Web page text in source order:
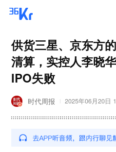
供货三星、京东方
清算，实控人李晓
IPO失败
时代周报 2025年06月20日